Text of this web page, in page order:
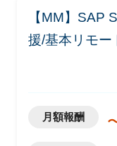
-
【MM】SAP
援/基本リモー
月額報酬